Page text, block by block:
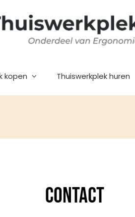
kopen Thuiswerkplek huren
Contact